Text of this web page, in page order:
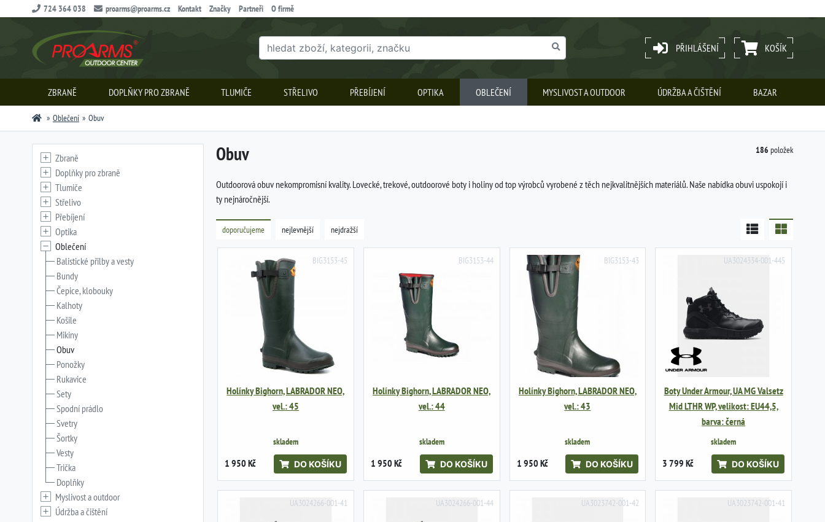
724 364 038 proarms@proarms.cz Kontakt Značky Partneři O firmě
PŘIHLÁŠENÍ KOŠÍK
ZBRANĚ DOPLŇKY PRO ZBRANĚ TLUMIČE STŘELIVO PŘEBÍJENÍ OPTIKA OBLEČENÍ MYSLIVOST A OUTDOOR ÚDRŽBA A ČIŠTĚNÍ BAZAR
Oblečení Obuv
Obuv 186 položek
Outdoorová obuv nekompromisní kvality. Lovecké, trekové, outdoorové boty i holiny od top výrobců vyrobené z těch nejkvalitnějších materiálů. Naše nabídka obuvi uspokojí i
ty nejnáročnější.
doporučujeme nejlevnější nejdražší
BIG3153-45
Holínky Bighorn, LABRADOR NEO,
vel.: 45
skladem
1 950 Kč DO KOŠÍKU
BIG3153-44
Holínky Bighorn, LABRADOR NEO,
vel.: 44
skladem
1 950 Kč DO KOŠÍKU
BIG3153-43
Holínky Bighorn, LABRADOR NEO,
vel.: 43
skladem
1 950 Kč DO KOŠÍKU
UA3024334-001-445
Boty Under Armour, UA MG Valsetz
Mid LTHR WP, velikost: EU44,5,
barva: černá
skladem
3 799 Kč DO KOŠÍKU
UA3024266-001-41 UA3024266-001-44 UA3023742-001-42 UA3023742-001-41
Zbraně
Doplňky pro zbraně
Tlumiče
Střelivo
Přebíjení
Optika
Oblečení
Balistické přilby a vesty
Bundy
Čepice, klobouky
Kalhoty
Košile
Mikiny
Obuv
Ponožky
Rukavice
Sety
Spodní prádlo
Svetry
Šortky
Vesty
Trička
Doplňky
Myslivost a outdoor
Údržba a čištění